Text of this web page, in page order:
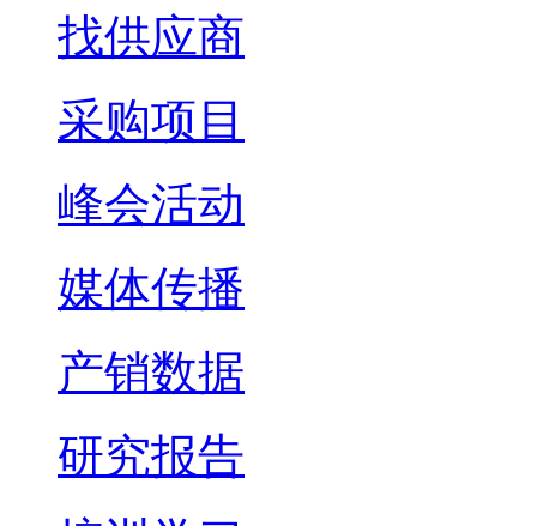
找供应商
采购项目
峰会活动
媒体传播
产销数据
研究报告